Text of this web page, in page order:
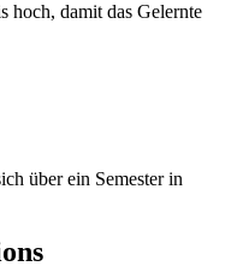
hoch, damit das Gelernte
über ein Semester in